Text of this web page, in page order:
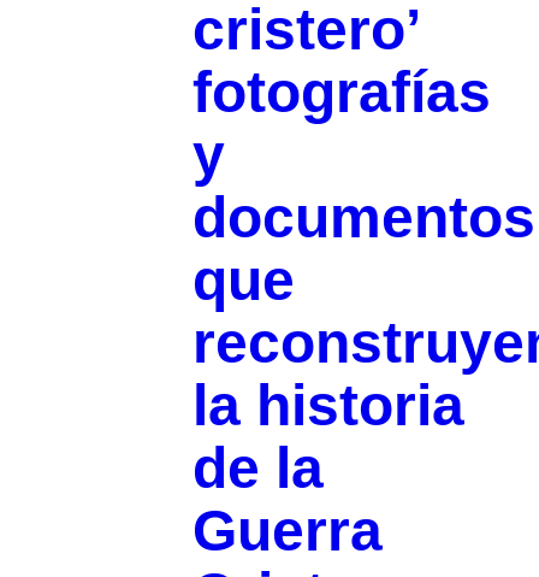
cristero’
fotografías
y
documentos
que
la historia
de la
Guerra